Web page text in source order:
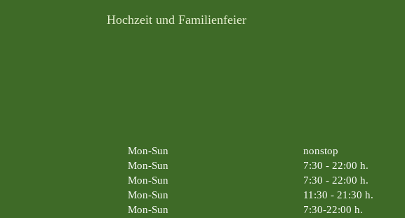
Hochzeit und Familienfeier
Mon-Sun
nonstop
Mon-Sun
7:30 - 22:00 h.
Mon-Sun
7:30 - 22:00 h.
Mon-Sun
11:30 - 21:30 h.
Mon-Sun
7:30-22:00 h.